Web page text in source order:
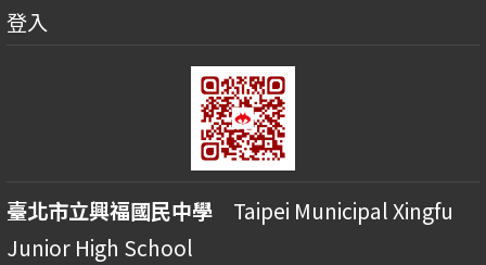
登入
臺北市立興福國民中學 Taipei Municipal Xingfu
Junior High School